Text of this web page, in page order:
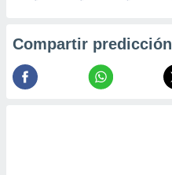
Compartir predicción